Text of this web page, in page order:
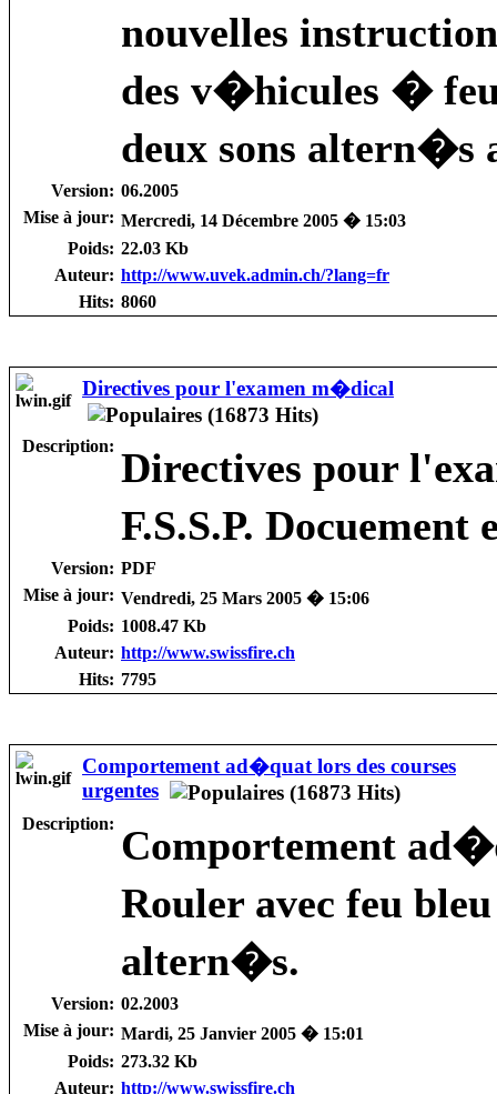
nouvelles
des v�hicules �
deux sons altern�s
Version: 06.2005
Mise à jour: Mercredi, 14 Décembre 2005 � 15:03
Poids: 22.03 Kb
Auteur: http://www.uvek.admin.ch/?lang=fr
Hits: 8060
Directives pour l'examen m�dical
Description: Directives pour
F.S.S.P.
Version: PDF
Mise à jour: Vendredi, 25 Mars 2005 � 15:06
Poids: 1008.47 Kb
Auteur: http://www.swissfire.ch
Hits: 7795
Comportement ad�quat lors des courses
urgentes
Description: Comportement
Rouler avec feu
altern�s.
Version: 02.2003
Mise à jour: Mardi, 25 Janvier 2005 � 15:01
Poids: 273.32 Kb
Auteur: http://www.swissfire.ch